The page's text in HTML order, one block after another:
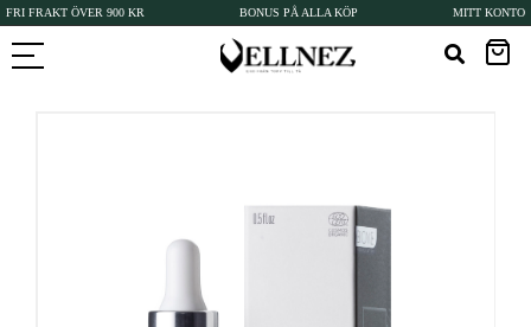
FRI FRAKT ÖVER 900 KR BONUS PÅ ALLA KÖP MITT KONTO